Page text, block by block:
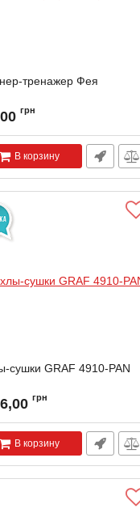
тренажер Фея
грн
В корзину
сушки GRAF 4910-PAN
грн
В корзину